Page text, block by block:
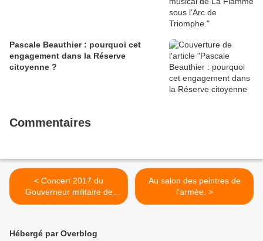
Pascale Beauthier : pourquoi cet
engagement dans la Réserve
citoyenne ?
Commentaires
< Concert 2017 du
Gouverneur militaire de
Paris.
Au salon des peintres de
l'armée. >
Hébergé par Overblog